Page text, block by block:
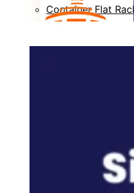
Container Flat Rack